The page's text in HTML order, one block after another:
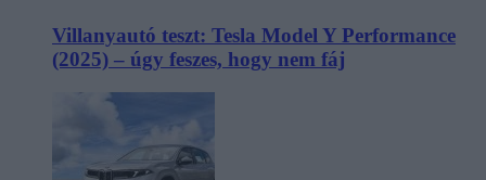
Villanyautó teszt: Tesla Model Y Performance
(2025) – úgy feszes, hogy nem fáj